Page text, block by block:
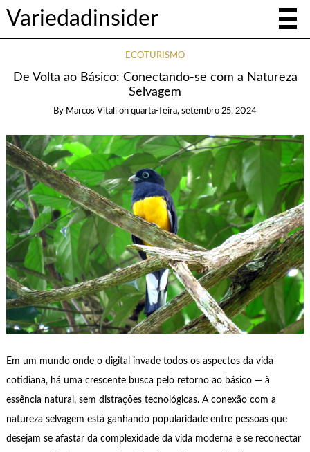
Variedadinsider
ECOTURISMO
De Volta ao Básico: Conectando-se com a Natureza
Selvagem
By Marcos Vitali on quarta-feira, setembro 25, 2024
Em um mundo onde o digital invade todos os aspectos da vida
cotidiana, há uma crescente busca pelo retorno ao básico — à
essência natural, sem distrações tecnológicas. A conexão com a
natureza selvagem está ganhando popularidade entre pessoas que
desejam se afastar da complexidade da vida moderna e se reconectar